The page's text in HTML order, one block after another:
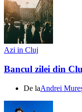
Azi in Cluj
Bancul zilei din
De laAndrei